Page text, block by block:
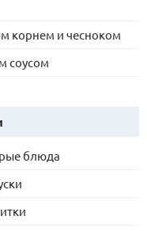
корнем и чесноком
соусом
блюда